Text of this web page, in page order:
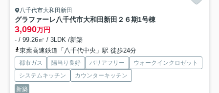
八千代市大和田新田
グラファーレ八千代市大和田新田２６期1号棟
3,090万円
- / 99.26㎡ / 3LDK /新築
東葉高速鉄道「八千代中央」駅 徒歩24分
都市ガス 陽当り良好 バリアフリー
ウォークインクロゼット
システムキッチン
カウンターキッチン
新築